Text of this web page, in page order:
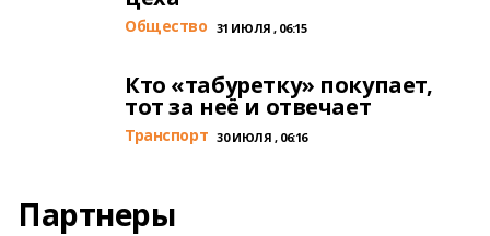
Общество 31 ИЮЛЯ , 06:15
Кто «табуретку» покупает,
тот за неё и отвечает
Транспорт 30 ИЮЛЯ , 06:16
Партнеры